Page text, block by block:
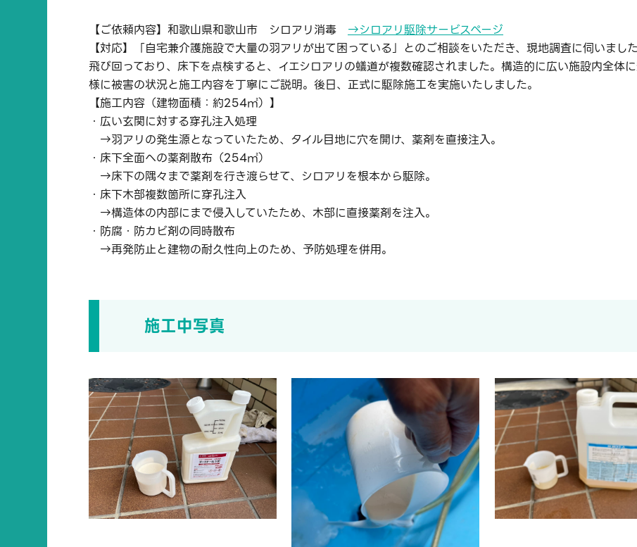
【ご依頼内容】和歌山県和歌山市 シロアリ消毒 →シロアリ駆除サービスページ
【対応】「自宅兼介護施設で大量の羽アリが出て困っている」とのご相談をいただき、現地調査に伺いま
飛び回っており、床下を点検すると、イエシロアリの蟻道が複数確認されました。構造的に広い施設内全体
様に被害の状況と施工内容を丁寧にご説明。後日、正式に駆除施工を実施いたしました。
【施工内容（建物面積：約254㎡）】
・広い玄関に対する穿孔注入処理
→羽アリの発生源となっていたため、タイル目地に穴を開け、薬剤を直接注入。
・床下全面への薬剤散布（254㎡）
→床下の隅々まで薬剤を行き渡らせて、シロアリを根本から駆除。
・床下木部複数箇所に穿孔注入
→構造体の内部にまで侵入していたため、木部に直接薬剤を注入。
・防腐・防カビ剤の同時散布
→再発防止と建物の耐久性向上のため、予防処理を併用。
施工中写真